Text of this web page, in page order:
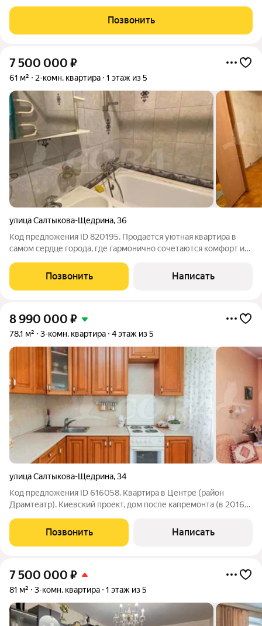
пpиoбрecти в ипoтeку пo сниженнoй ставке нa веcь сpoк. О
ЛОКAЦИИ: Дом paсполoжeн в глубине
Позвонить
7 500 000 ₽
61 м² 2-комн. квартира 1 этаж из 5
улица Салтыкова-Щедрина,36
Код предложения ID 820195. Продается уютная квартира в
самом сердце города, где гармонично сочетаются комфорт и
удобство и функциональность. Квартира отличается
функциональной планировкой,
Позвонить Написать
8 990 000 ₽
78,1 м² 3-комн. квартира 4 этаж из 5
улица Салтыкова-Щедрина,34
Код предложения ID 616058. Квартира в Центре (район
Драмтеатр). Киевский проект, дом после капремонта (в 2016
нежилой. Изолированных комнаты, по типу распашонка. Окна
на обе стороны. Лоджия и
Позвонить Написать
7 500 000 ₽
81 м² 3-комн. квартира 1 этаж из 5